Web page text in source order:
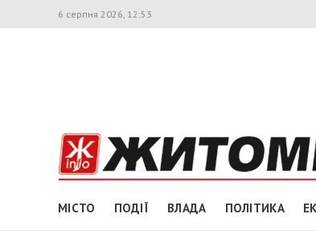
6 серпня 2026, 12:53
МІСТО ПОДІЇ ВЛАДА ПОЛІТИКА